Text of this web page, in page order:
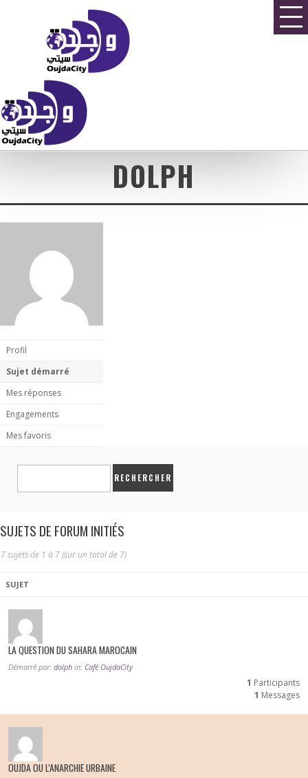
DOLPH
Profil
Sujet démarré
Mes réponses
Engagements
Mes favoris
SUJETS DE FORUM INITIÉS
7 sujets de 1 à 7 (sur un total de 7)
SUJET
LA QUESTION DU SAHARA MAROCAIN
Démarré par: dolph in: Café OujdaCity
1 Participants
1 Messages
OUJDA OU L’ANARCHIE URBAINE